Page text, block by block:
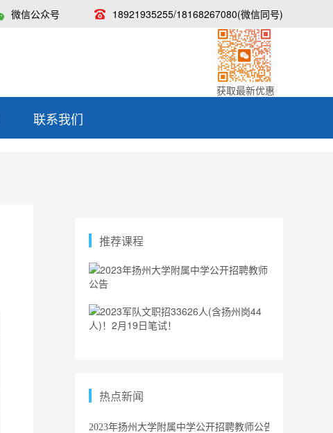
微信公众号 18921935255/18168267080(微信同号)
获取最新优惠
联系我们
推荐课程
热点新闻
2023年扬州大学附属中学公开招聘教师公告